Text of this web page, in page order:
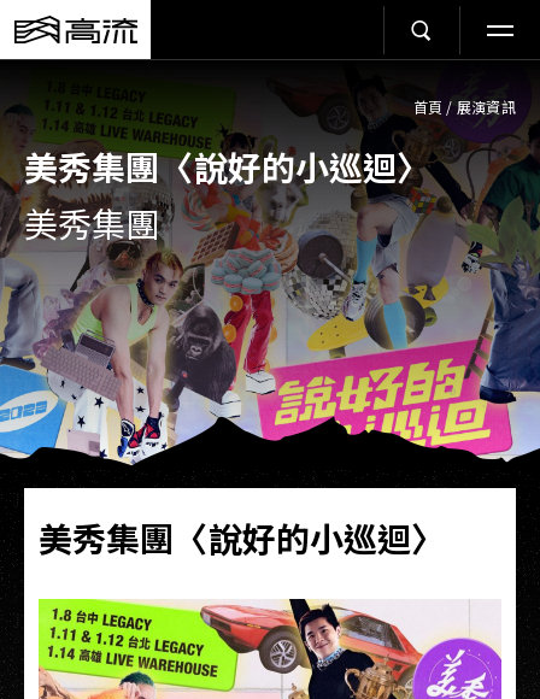
首頁 / 展演資訊
美秀集團〈說好的小巡迴〉
美秀集團
美秀集團〈說好的小巡迴〉